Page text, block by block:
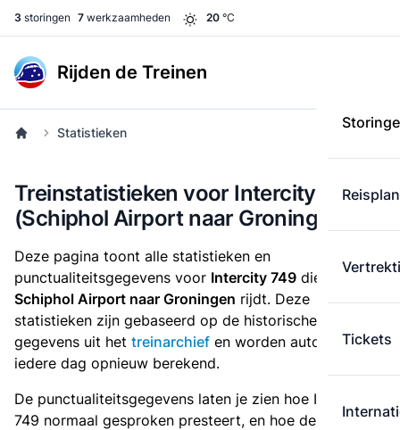
3 storingen 7 werkzaamheden 20 °C
Rijden de Treinen
Tickets
Statistieken
Treinstatistieken voor Intercity 749
(Schiphol Airport naar Groningen)
Deze pagina toont alle statistieken en
punctualiteitsgegevens voor Intercity 749 die
van
Schiphol Airport naar Groningen rijdt. Deze
statistieken zijn gebaseerd op de historische
gegevens uit het treinarchief en worden automatisch
iedere dag opnieuw berekend.
De punctualiteitsgegevens laten je zien hoe Intercity
749 normaal gesproken presteert, en hoe de